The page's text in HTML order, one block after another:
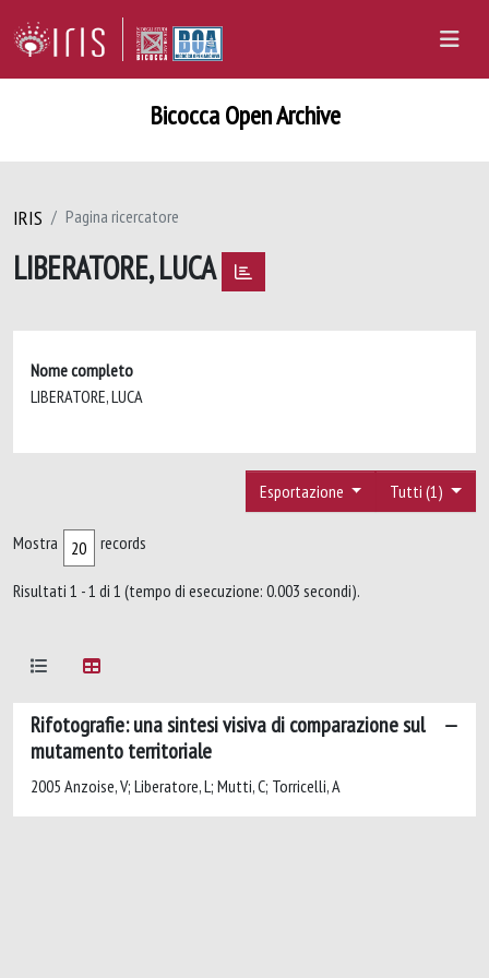
Bicocca Open Archive
IRIS Pagina ricercatore
LIBERATORE, LUCA
Nome completo
LIBERATORE, LUCA
Tutti (1)
Esportazione
Mostra records
Risultati 1 - 1 di 1 (tempo di esecuzione: 0.003 secondi).
Rifotografie: una sintesi visiva di comparazione sul
mutamento territoriale
2005 Anzoise, V; Liberatore, L; Mutti, C; Torricelli, A